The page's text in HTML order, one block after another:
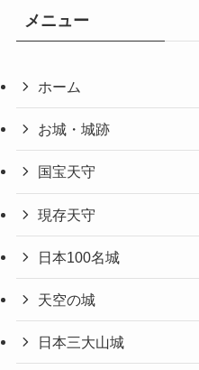
メニュー
ホーム
お城・城跡
国宝天守
現存天守
日本100名城
天空の城
日本三大山城